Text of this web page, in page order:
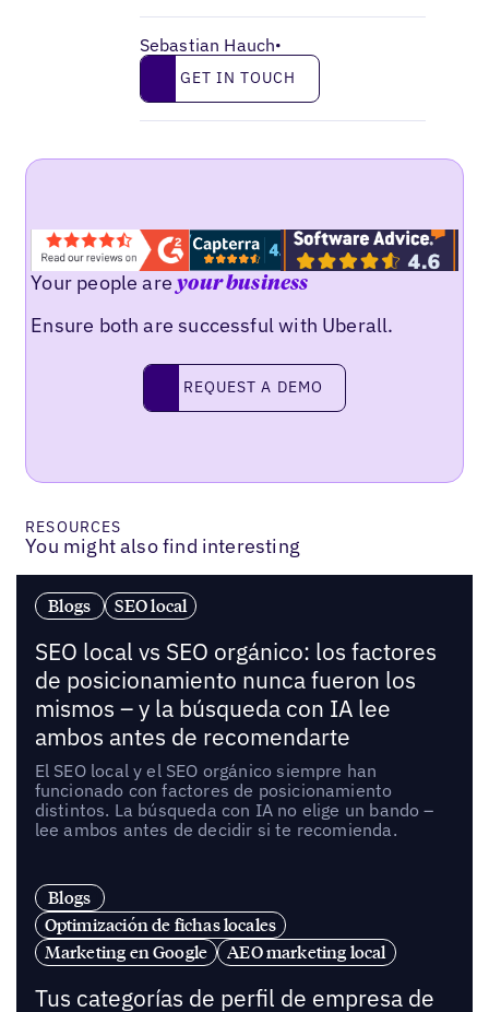
Sebastian Hauch•
Get in touch
GET IN TOUCH
Your people areyour business
Ensure both are successful with Uberall.
Request a demo
REQUEST A DEMO
RESOURCES
You might also find interesting
Blogs SEO local
SEO local vs SEO orgánico: los factores
de posicionamiento nunca fueron los
mismos – y la búsqueda con IA lee
ambos antes de recomendarte
El SEO local y el SEO orgánico siempre han
funcionado con factores de posicionamiento
distintos. La búsqueda con IA no elige un bando –
lee ambos antes de decidir si te recomienda.
Blogs
Optimización de fichas locales
Marketing en Google
AEO marketing local
Tus categorías de perfil de empresa de